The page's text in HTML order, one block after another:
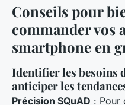
Conseils pour
commander vos
smartphone en
Identifier les besoins
anticiper les
Précision SQuAD : Pour